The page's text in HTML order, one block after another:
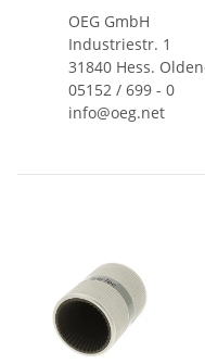
OEG GmbH
Industriestr. 1
31840 Hess.
05152 / 699 - 0
info@oeg.net